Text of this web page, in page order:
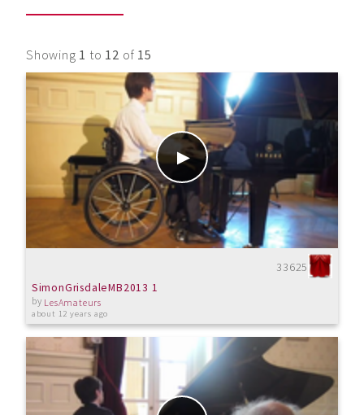
Showing 1 to 12 of 15
33625
SimonGrisdaleMB2013 1
by LesAmateurs
about 12 years ago